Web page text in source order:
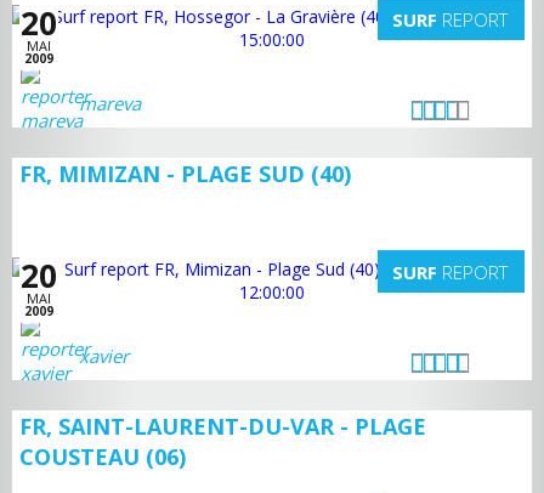
20
MAI
2009
SURF REPORT
mareva
FR, MIMIZAN - PLAGE SUD (40)
20
MAI
2009
SURF REPORT
xavier
FR, SAINT-LAURENT-DU-VAR - PLAGE
COUSTEAU (06)